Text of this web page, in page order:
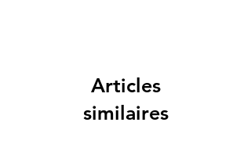
Articles
similaires